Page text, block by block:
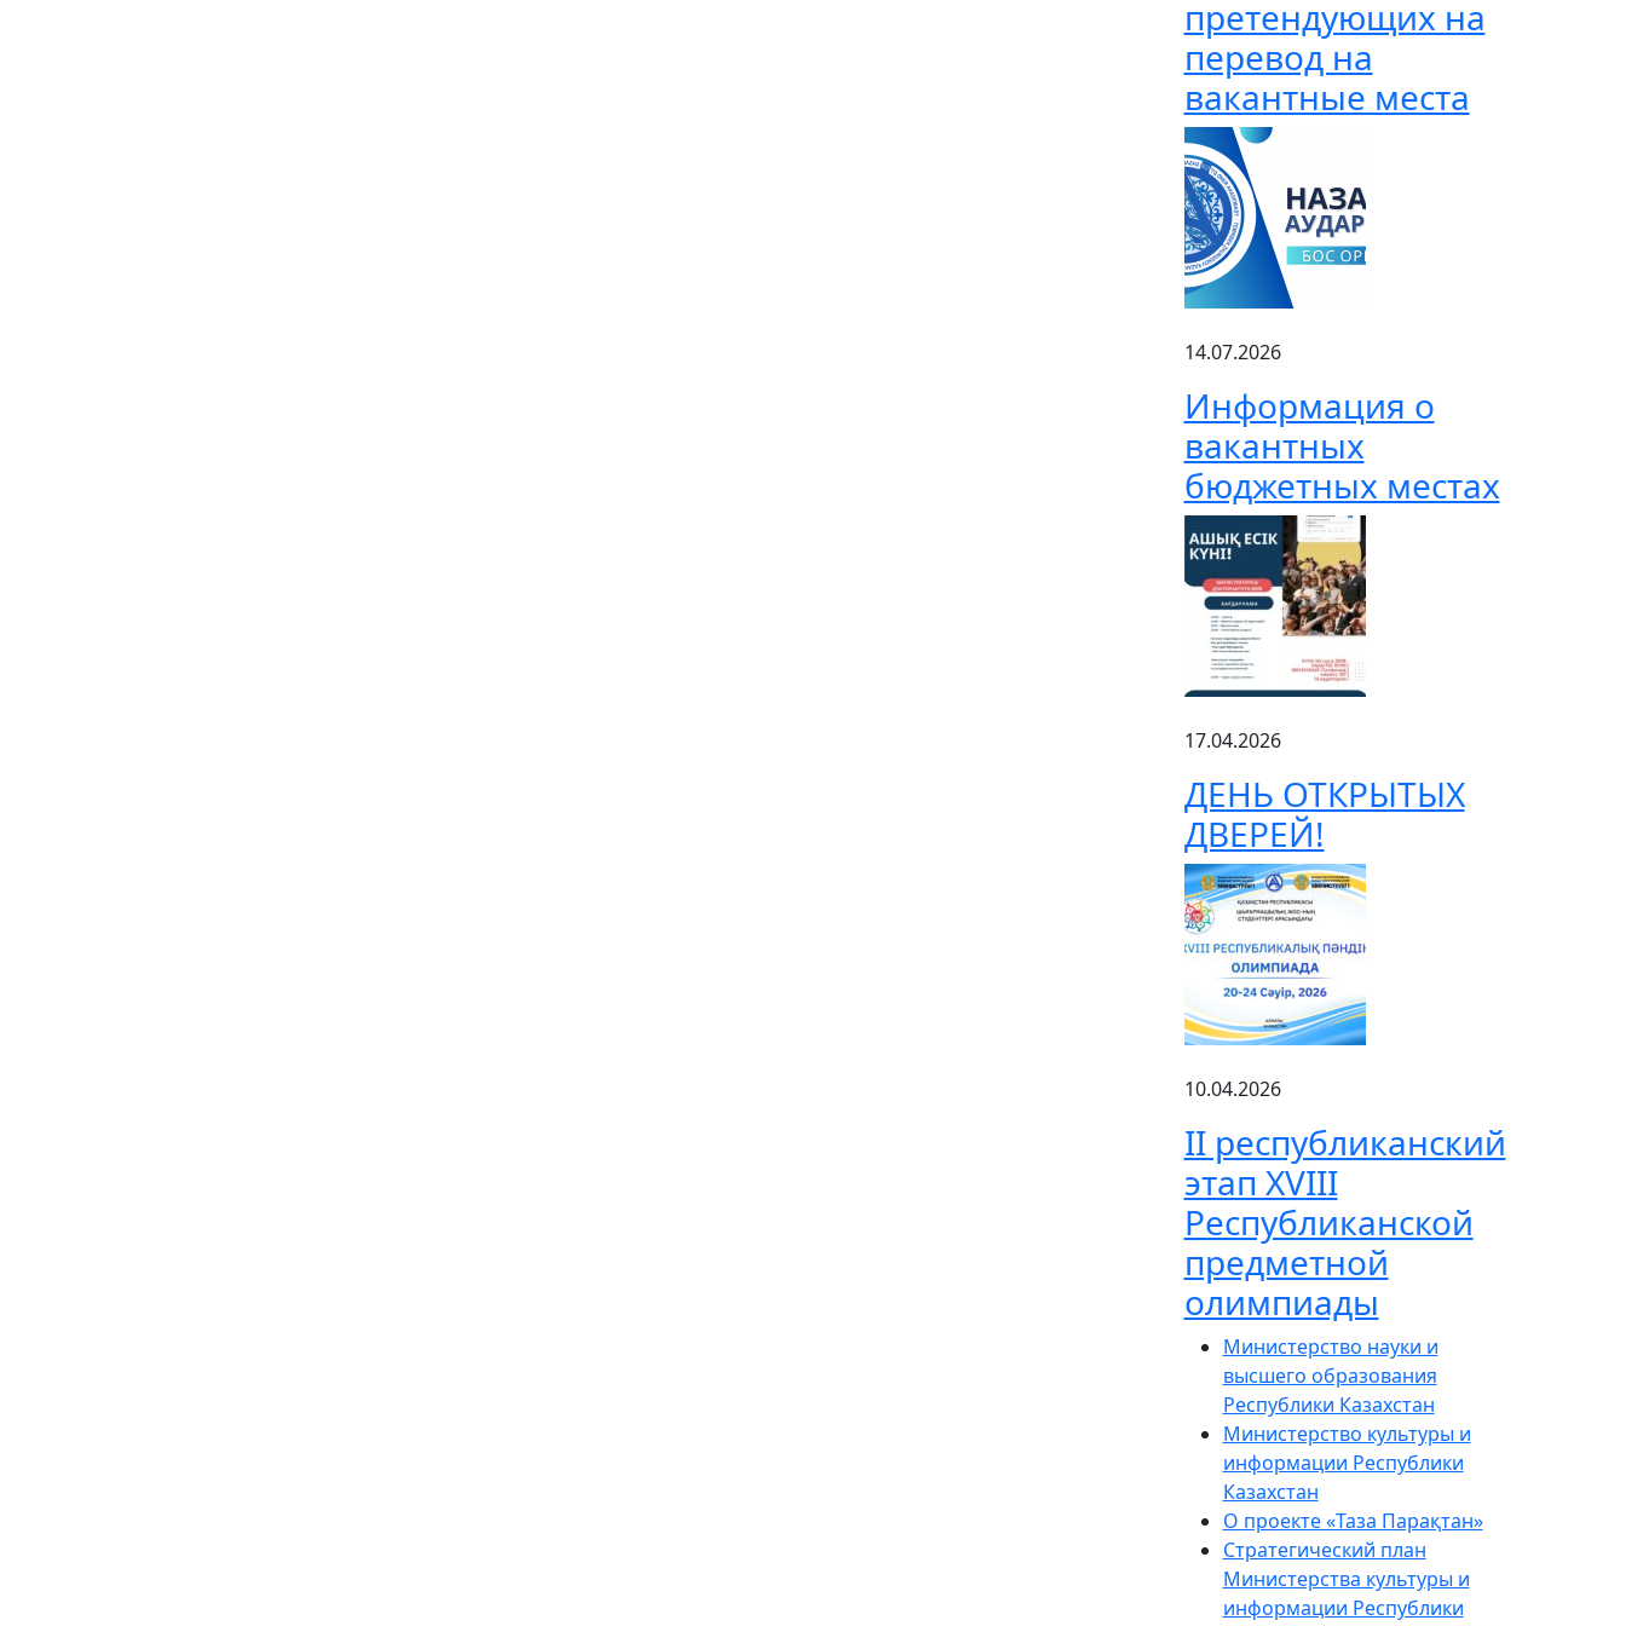
претендующих на
перевод на
вакантные места
14.07.2026
Информация о
вакантных
бюджетных местах
17.04.2026
ДЕНЬ ОТКРЫТЫХ
ДВЕРЕЙ!
10.04.2026
ІІ республиканский
этап XVIII
Республиканской
предметной
олимпиады
Министерство науки и
высшего образования
Республики Казахстан
Министерство культуры и
информации Республики
Казахстан
О проекте «Таза Парақтан»
Стратегический план
Министерства культуры и
информации Республики